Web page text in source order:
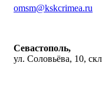
omsm@kskcrimea.ru
Севастополь,
ул. Соловьёва, 10,